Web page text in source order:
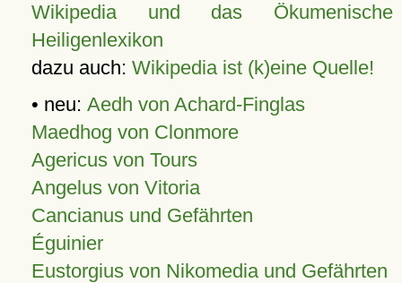
Wikipedia und das Ökumenische
Heiligenlexikon
dazu auch: Wikipedia ist (k)eine Quelle!
• neu: Aedh von Achard-Finglas
Maedhog von Clonmore
Agericus von Tours
Angelus von Vitoria
Cancianus und Gefährten
Éguinier
Eustorgius von Nikomedia und Gefährten